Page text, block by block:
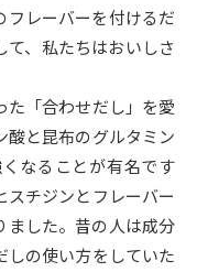
ライブ
資料検索
ケジュールを立てよう
フレーバーを付けるだ
て、私たちはおいしさ
た「合わせだし」を愛
酸と昆布のグルタミン
なることが有名です
スチジンとフレーバー
ました。昔の人は成分
しの使い方をしていた